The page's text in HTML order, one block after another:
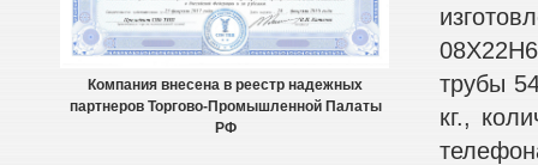
Компания внесена в реестр надежных
партнеров Торгово-Промышленной Палаты
РФ
трубы
кг.,